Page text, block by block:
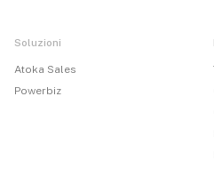
Soluzioni
Atoka Sales
Powerbiz